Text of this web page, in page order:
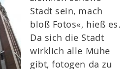
Stadt sein, mach
bloß Fotos«, hieß es.
Da sich die Stadt
wirklich alle Mühe
gibt, fotogen da zu